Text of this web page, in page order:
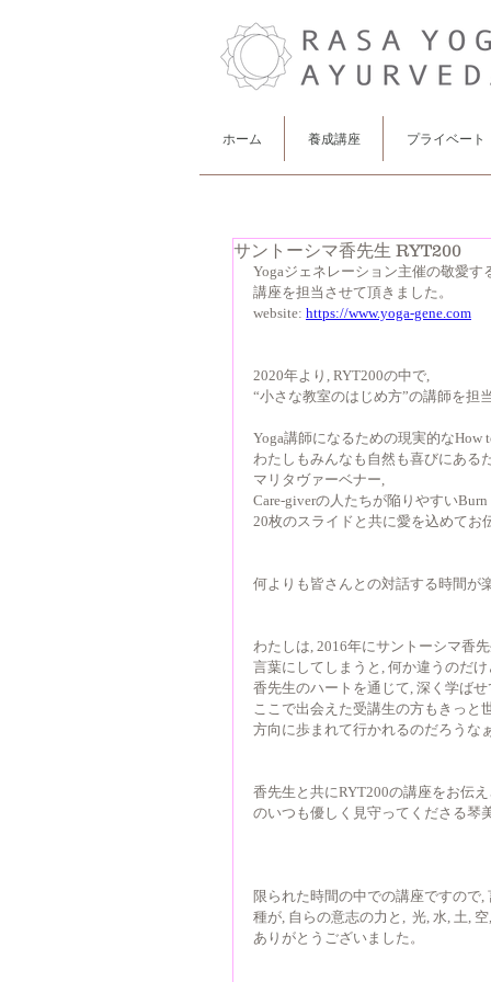
ホーム 養成講座 プライベート
サントーシマ香先生 RYT200
Yogaジェネレーション主催の敬愛
講座を担当させて頂きました。
website: https://www.yoga-gene.com
2020年より, RYT200の中で,
“小さな教室のはじめ方”の講師を担
Yoga講師になるための現実的なHow
わたしもみんなも自然も喜びにある
マリタヴァーベナー,
Care-giverの人たちが陥りやすい
20枚のスライドと共に愛を込めてお
何よりも皆さんとの対話する時間が
わたしは, 2016年にサントーシマ香
言葉にしてしまうと, 何か違うのだ
香先生のハートを通じて, 深く学ば
ここで出会えた受講生の方もきっと
方向に歩まれて行かれるのだろうな
香先生と共にRYT200の講座をお伝
のいつも優しく見守ってくださる琴
限られた時間の中での講座ですので
種が, 自らの意志の力と,  光, 水, 土,
ありがとうございました。